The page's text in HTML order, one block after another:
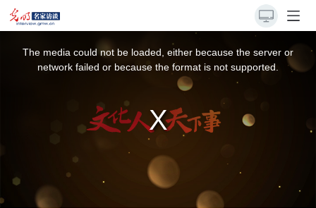
The media could not be loaded, either because the server or
network failed or because the format is not supported.